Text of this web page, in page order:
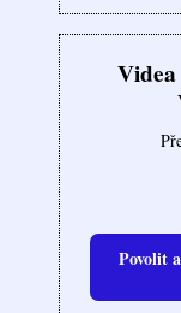
Povolit